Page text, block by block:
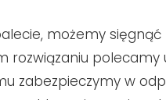
możemy sięgnąć
rozwiązaniu polecamy
zabezpieczymy w